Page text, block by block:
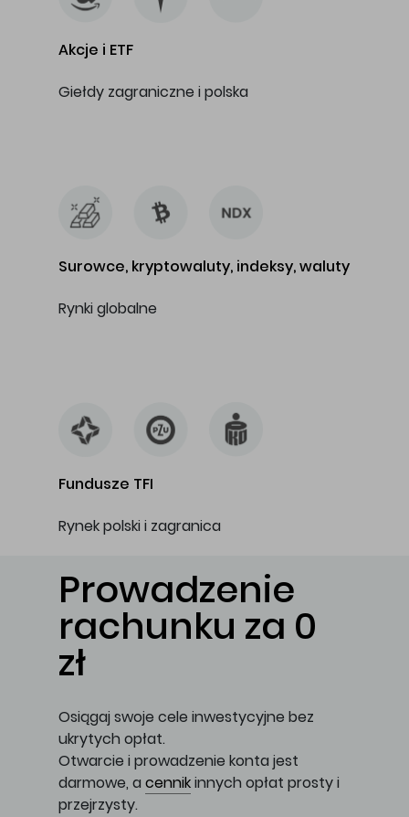
Akcje i ETF
Giełdy zagraniczne i polska
Surowce, kryptowaluty, indeksy, waluty
Rynki globalne
Fundusze TFI
Rynek polski i zagranica
Prowadzenie
rachunku za 0
zł
Osiągaj swoje cele inwestycyjne bez
ukrytych opłat.
Otwarcie i prowadzenie konta jest
darmowe, a cennikinnych opłat prosty i
przejrzysty.